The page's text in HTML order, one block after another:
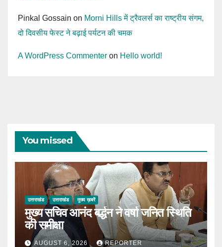
Pinkal Gossain on Morni Hills में ट्रैवलर्स का राष्ट्रीय संगम,
दो दिवसीय फेस्ट ने बढ़ाई पर्यटन की चमक
A WordPress Commenter on Hello world!
You missed
उत्तराखंड उत्तराखंड मुख्य ख़बरें
मुख्य सचिव आनंद बर्द्धन ने वर्षा जनित स्थिति
की समीक्षा
AUGUST 6, 2026 REPORTER